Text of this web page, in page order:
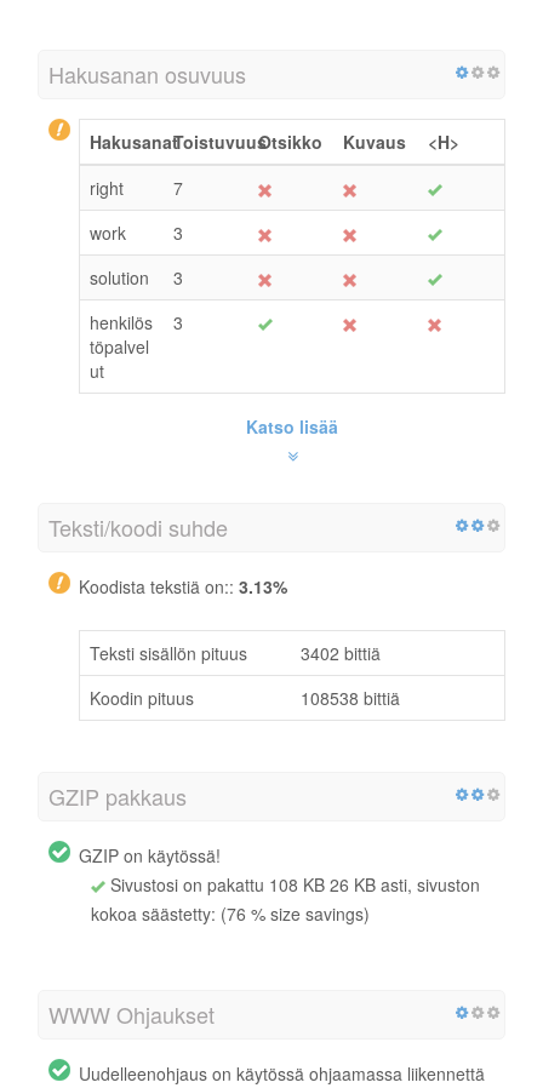
Hakusanan osuvuus
HakusanatToistuvuusOtsikko Kuvaus
<H>
right
7
work
3
solution
3
henkilös
töpalvel
ut
3
Katso lisää
Teksti/koodi suhde
Koodista tekstiä on:: 3.13%
Teksti sisällön pituus
3402 bittiä
Koodin pituus
108538 bittiä
GZIP pakkaus
GZIP on käytössä!
Sivustosi on pakattu 108 KB 26 KB asti, sivuston
kokoa säästetty: (76 % size savings)
WWW Ohjaukset
Uudelleenohjaus on käytössä ohjaamassa liikennettä